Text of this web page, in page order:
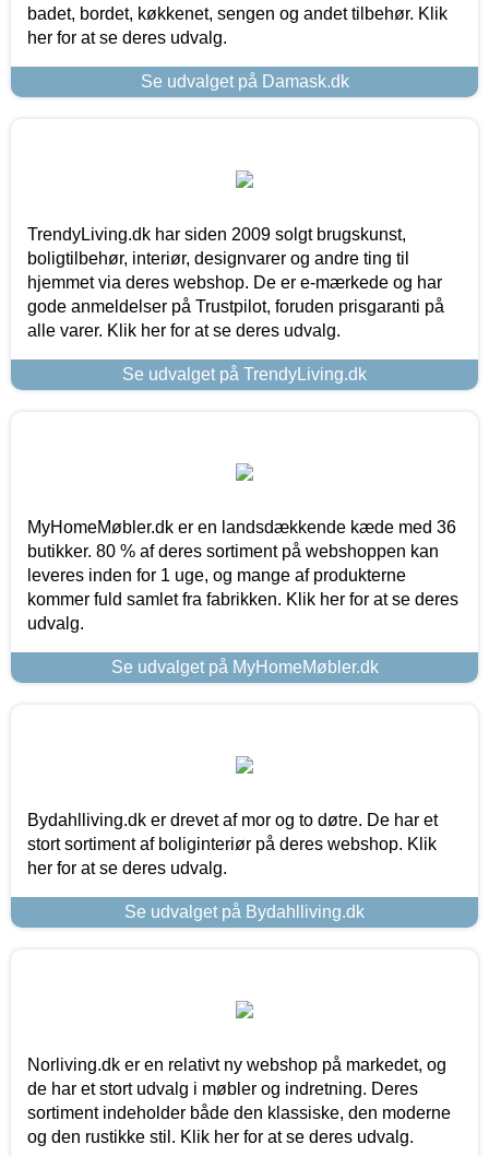
badet, bordet, køkkenet, sengen og andet tilbehør. Klik
her for at se deres udvalg.
Se udvalget på Damask.dk
TrendyLiving.dk har siden 2009 solgt brugskunst,
boligtilbehør, interiør, designvarer og andre ting til
hjemmet via deres webshop. De er e-mærkede og har
gode anmeldelser på Trustpilot, foruden prisgaranti på
alle varer. Klik her for at se deres udvalg.
Se udvalget på TrendyLiving.dk
MyHomeMøbler.dk er en landsdækkende kæde med 36
butikker. 80 % af deres sortiment på webshoppen kan
leveres inden for 1 uge, og mange af produkterne
kommer fuld samlet fra fabrikken. Klik her for at se deres
udvalg.
Se udvalget på MyHomeMøbler.dk
Bydahlliving.dk er drevet af mor og to døtre. De har et
stort sortiment af boliginteriør på deres webshop. Klik
her for at se deres udvalg.
Se udvalget på Bydahlliving.dk
Norliving.dk er en relativt ny webshop på markedet, og
de har et stort udvalg i møbler og indretning. Deres
sortiment indeholder både den klassiske, den moderne
og den rustikke stil. Klik her for at se deres udvalg.